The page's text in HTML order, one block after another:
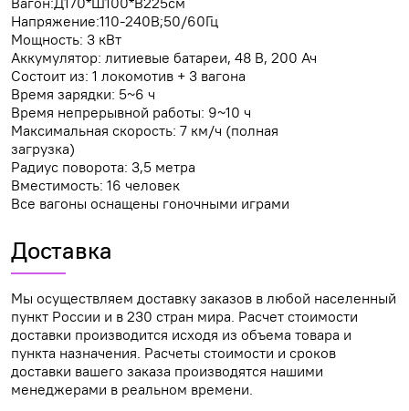
Напряжение:110-240В;50/60Гц
Мощность: 3 кВт
Аккумулятор: литиевые батареи, 48 В, 200 Ач
Состоит из: 1 локомотив + 3 вагона
Время зарядки: 5~6 ч
Время непрерывной работы: 9~10 ч
Максимальная скорость: 7 км/ч (полная
загрузка)
Радиус поворота: 3,5 метра
Вместимость: 16 человек
Все вагоны оснащены гоночными играми
Доставка
Мы осуществляем доставку заказов в любой населенный
пункт России и в 230 стран мира. Расчет стоимости
доставки производится исходя из объема товара и
пункта назначения. Расчеты стоимости и сроков
доставки вашего заказа производятся нашими
менеджерами в реальном времени.